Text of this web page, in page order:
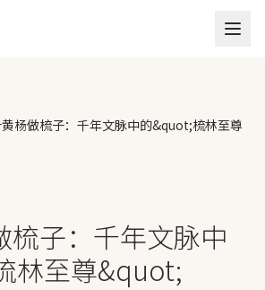
杨做梳子：千年文脉中的&quot;梳林至尊
梳子：千年文脉中
林至尊&quot;